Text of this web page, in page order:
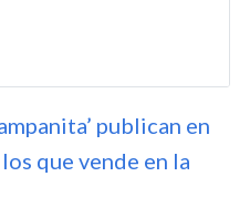
publican en
que vende en la